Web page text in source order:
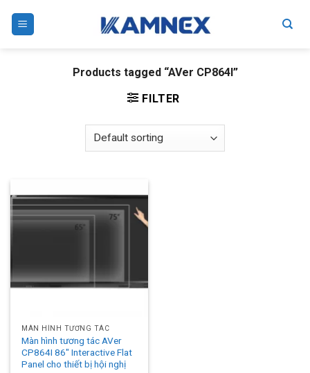
Products tagged “AVer CP864I”
FILTER
MÀN HÌNH TƯƠNG TÁC
Màn hình tương tác AVer
CP864I 86″ Interactive Flat
Panel cho thiết bị hội nghị